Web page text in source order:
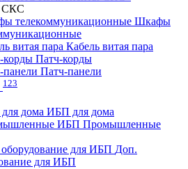
СКС
Шкафы
Кабель витая пара
Патч-корды
Патч-панели
123
ИБП для дома
Промышленные
Доп.
для ИБП